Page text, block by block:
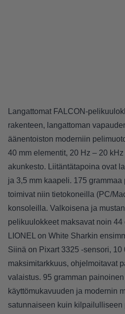
Langattomat FALCON-
rakenteen, langattoman
äänentoiston moderniin
40 mm elementit, 20 Hz – 20
akunkesto. Liitäntätapoina ovat
ja 3,5 mm kaapeli. 175
toimivat niin tietokoneilla (PC/
konsoleilla. Valkoisena ja
pelikuulokkeet maksavat noin 44
LIONEL on White Sharkin
Siinä on Pixart 3325 -sensori, 10
maksimitarkkuus, ohjelmoitavat
valaistus. 95 gramman
käyttömukavuuden ja modernin
satunnaiseen kuin kilpailulliseen